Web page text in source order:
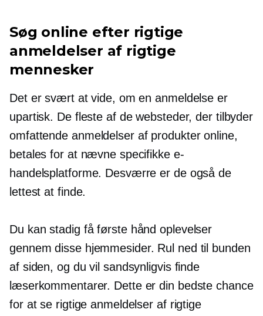
Søg online efter rigtige
anmeldelser af rigtige
mennesker
Det er svært at vide, om en anmeldelse er
upartisk. De fleste af de websteder, der tilbyder
omfattende anmeldelser af produkter online,
betales for at nævne specifikke e-
handelsplatforme. Desværre er de også de
lettest at finde.
Du kan stadig fåførste hånd oplevelser
gennem disse hjemmesider. Rul ned til bunden
af ​​siden, og du vil sandsynligvis finde
læserkommentarer. Dette er din bedste chance
for at se rigtige anmeldelser af rigtige